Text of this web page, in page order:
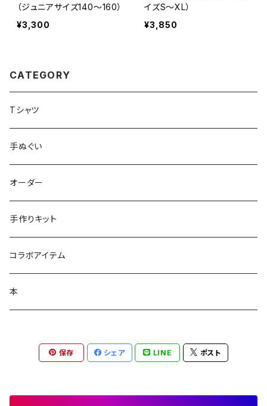
（ジュニアサイズ140〜160）
¥3,300
イズS〜XL）
¥3,850
CATEGORY
Tシャツ
手ぬぐい
オーダー
手作りキット
コラボアイテム
本
保存 シェア LINE ポスト